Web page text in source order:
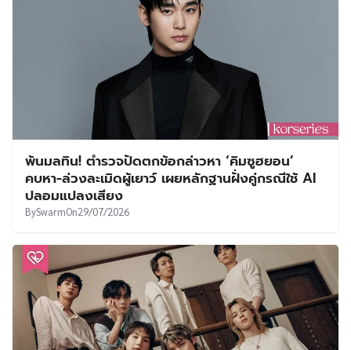
พ้นมลทิน! ตำรวจปัดตกข้อกล่าวหา ‘คิมซูฮยอน’
คบหา-ล่วงละเมิดผู้เยาว์ เผยหลักฐานฝั่งคู่กรณีใช้ AI
ปลอมแปลงเสียง
BySwarmOn29/07/2026